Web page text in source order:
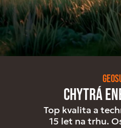
CHYTRÁ
Top kvalita a
15 let na trhu.